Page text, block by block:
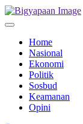
Home
Nasional
Ekonomi
Politik
Sosbud
Keamanan
Opini